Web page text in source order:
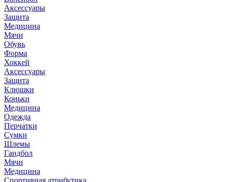
Аксессуары
Защита
Медицина
Мячи
Обувь
Форма
Хоккей
Аксессуары
Защита
Клюшки
Коньки
Медицина
Одежда
Перчатки
Сумки
Шлемы
Гандбол
Мячи
Медицина
Спортивная атрибутика